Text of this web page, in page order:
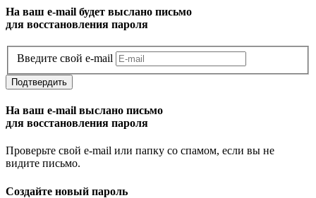
На ваш e-mail будет выслано письмо
для восстановления пароля
Введите свой e-mail
Подтвердить
На ваш e-mail выслано письмо
для восстановления пароля
Проверьте свой e-mail или папку со спамом, если вы не
видите письмо.
Создайте новый пароль